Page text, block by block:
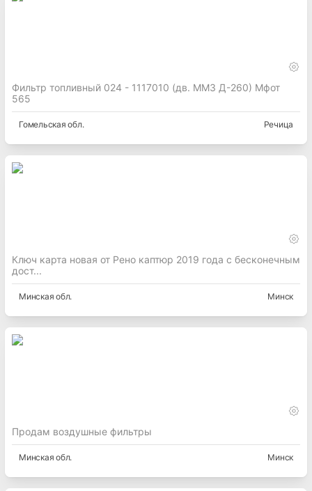
Фильтр топливный 024 - 1117010 (дв. ММЗ Д-260) Мфот
565
Гомельская обл. Речица
Ключ карта новая от Рено каптюр 2019 года с бесконечным
дост...
Минская обл. Минск
Продам воздушные фильтры
Минская обл. Минск